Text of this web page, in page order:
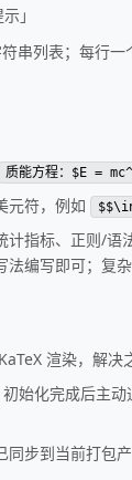
」
串列表；每行
质能方程：$E =
元符，例如
计指标、正则/语
编写即可；复
渲染，解
始化完成后主
同步到当前打包